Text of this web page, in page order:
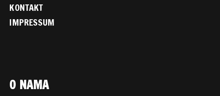
KONTAKT
IMPRESSUM
O NAMA